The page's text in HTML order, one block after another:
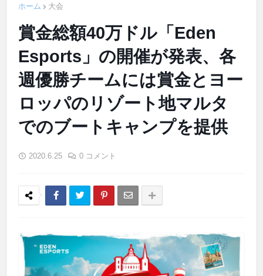
ホーム 大会
賞金総額40万ドル「Eden
Esports」の開催が発表、各
週優勝チームには賞金とヨー
ロッパのリゾート地マルタ
でのブートキャンプを提供
2020.6.25 0 コメント